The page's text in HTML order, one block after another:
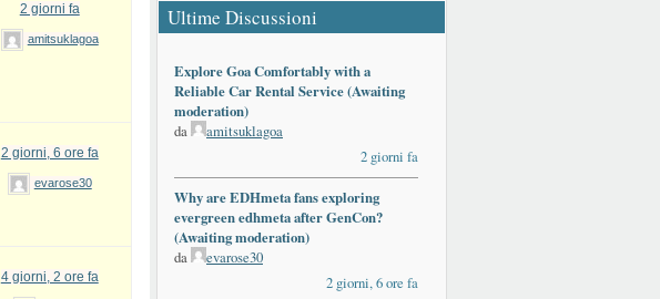
2 giorni fa
amitsuklagoa
2 giorni, 6 ore fa
evarose30
4 giorni, 2 ore fa
Ultime Discussioni
Explore Goa Comfortably with a
Reliable Car Rental Service (Awaiting
moderation)
da
amitsuklagoa
2 giorni fa
Why are EDHmeta fans exploring
evergreen edhmeta after GenCon?
(Awaiting moderation)
da
evarose30
2 giorni, 6 ore fa